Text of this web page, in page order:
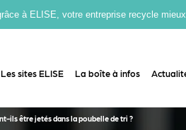
à ELISE, votre entreprise recycle
Les sites ELISE La boîte à infos
ils être jetés dans la poubelle de tri ?